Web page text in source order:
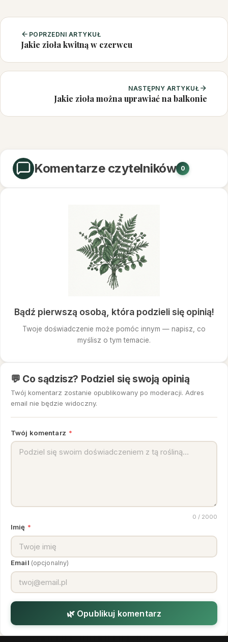
POPRZEDNI ARTYKUŁ
Jakie zioła kwitną w czerwcu
NASTĘPNY ARTYKUŁ
Jakie zioła można uprawiać na balkonie
Komentarze czytelników 0
Bądź pierwszą osobą, która podzieli się opinią!
Twoje doświadczenie może pomóc innym — napisz, co
myślisz o tym temacie.
💬 Co sądzisz? Podziel się swoją opinią
Twój komentarz zostanie opublikowany po moderacji. Adres
email nie będzie widoczny.
Twój komentarz *
0 / 2000
Imię *
Email (opcjonalny)
🌿 Opublikuj komentarz